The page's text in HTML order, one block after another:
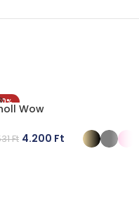
Wow
Ft 4.200 Ft